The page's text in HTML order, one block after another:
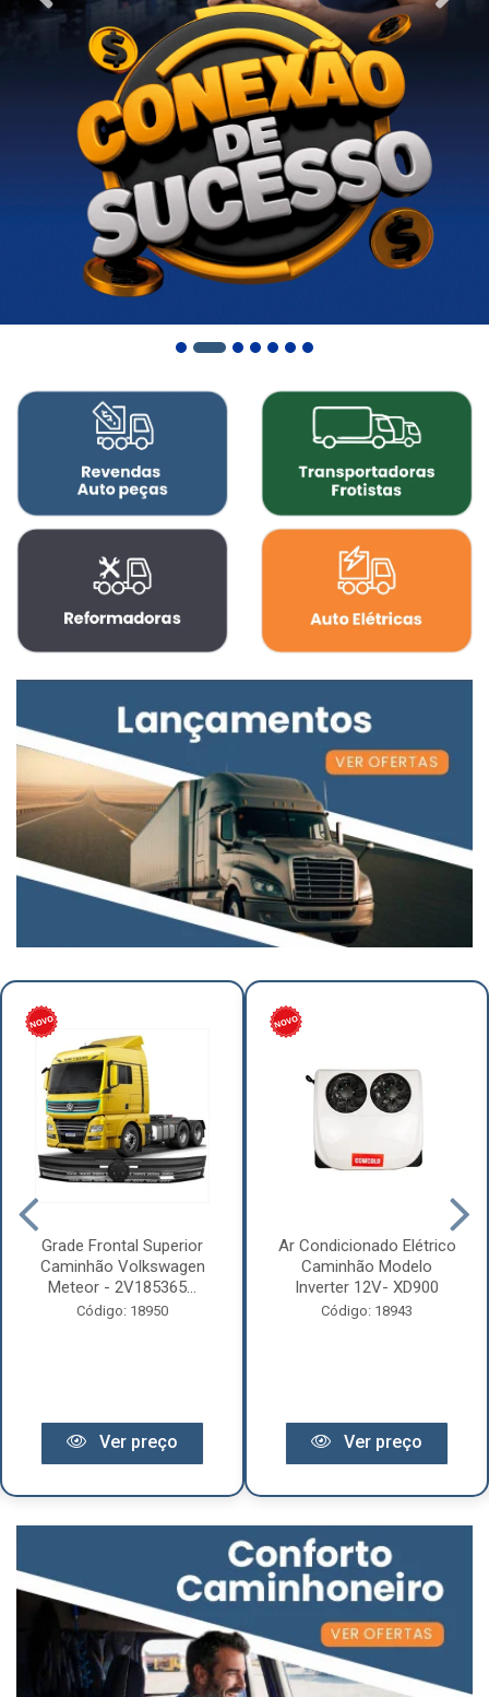
Grade Frontal Superior
Caminhão Volkswagen
Meteor - 2V185365...
Código: 18950
Ver preço
Ar Condicionado Elétrico
Caminhão Modelo
Inverter 12V- XD900
Código: 18943
Ver preço